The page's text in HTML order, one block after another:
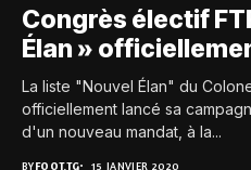
Congrès électif
Élan »
La liste "Nouvel Élan" du
officiellement lancé sa
d'un nouveau mandat, à la...
BYFOOT.TG 15 JANVIER 2020